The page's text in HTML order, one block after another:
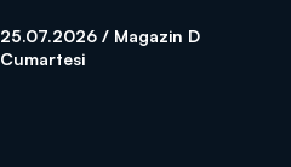
25.07.2026 / Magazin D
Cumartesi